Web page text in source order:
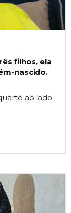
filhos, ela
nascido.
ao lado